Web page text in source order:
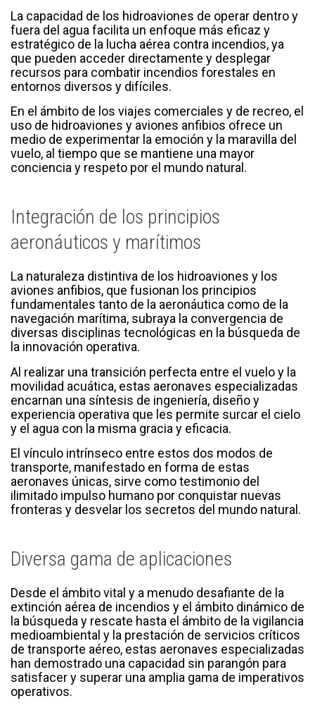
La capacidad de los hidroaviones de operar dentro y
fuera del agua facilita un enfoque más eficaz y
estratégico de la lucha aérea contra incendios, ya
que pueden acceder directamente y desplegar
recursos para combatir incendios forestales en
entornos diversos y difíciles.
En el ámbito de los viajes comerciales y de recreo, el
uso de hidroaviones y aviones anfibios ofrece un
medio de experimentar la emoción y la maravilla del
vuelo, al tiempo que se mantiene una mayor
conciencia y respeto por el mundo natural.
Integración de los principios
aeronáuticos y marítimos
La naturaleza distintiva de los hidroaviones y los
aviones anfibios, que fusionan los principios
fundamentales tanto de la aeronáutica como de la
navegación marítima, subraya la convergencia de
diversas disciplinas tecnológicas en la búsqueda de
la innovación operativa.
Al realizar una transición perfecta entre el vuelo y la
movilidad acuática, estas aeronaves especializadas
encarnan una síntesis de ingeniería, diseño y
experiencia operativa que les permite surcar el cielo
y el agua con la misma gracia y eficacia.
El vínculo intrínseco entre estos dos modos de
transporte, manifestado en forma de estas
aeronaves únicas, sirve como testimonio del
ilimitado impulso humano por conquistar nuevas
fronteras y desvelar los secretos del mundo natural.
Diversa gama de aplicaciones
Desde el ámbito vital y a menudo desafiante de la
extinción aérea de incendios y el ámbito dinámico de
la búsqueda y rescate hasta el ámbito de la vigilancia
medioambiental y la prestación de servicios críticos
de transporte aéreo, estas aeronaves especializadas
han demostrado una capacidad sin parangón para
satisfacer y superar una amplia gama de imperativos
operativos.